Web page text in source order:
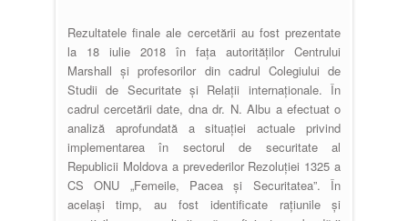
Rezultatele finale ale cercetării au fost prezentate
la 18 iulie 2018 în fața autorităților Centrului
Marshall și profesorilor din cadrul Colegiului de
Studii de Securitate și Relații internaționale. În
cadrul cercetării date, dna dr. N. Albu a efectuat o
analiză aprofundată a situației actuale privind
implementarea în sectorul de securitate al
Republicii Moldova a prevederilor Rezoluției 1325 a
CS ONU „Femeile, Pacea și Securitatea”. În
același timp, au fost identificate rațiunile și